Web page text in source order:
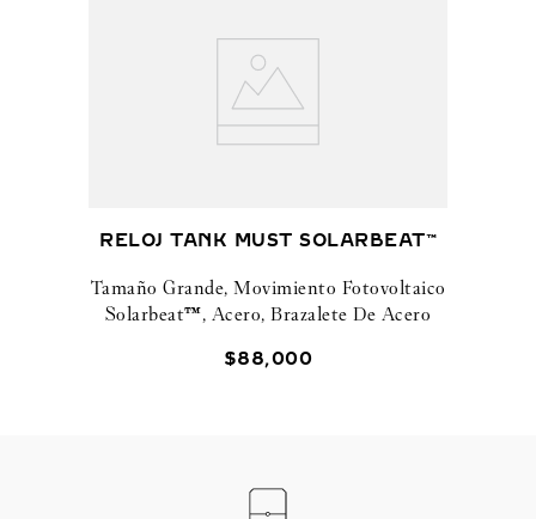
RELOJ TANK MUST SOLARBEAT™
Tamaño Grande, Movimiento Fotovoltaico
Solarbeat™, Acero, Brazalete De Acero
$88,000